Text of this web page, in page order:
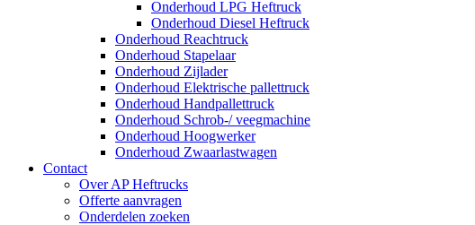
Onderhoud LPG Heftruck
Onderhoud Diesel Heftruck
Onderhoud Reachtruck
Onderhoud Stapelaar
Onderhoud Zijlader
Onderhoud Elektrische pallettruck
Onderhoud Handpallettruck
Onderhoud Schrob-/ veegmachine
Onderhoud Hoogwerker
Onderhoud Zwaarlastwagen
Contact
Over AP Heftrucks
Offerte aanvragen
Onderdelen zoeken